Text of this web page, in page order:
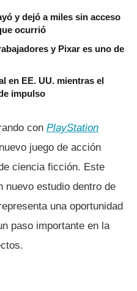
y dejó a miles sin acceso
ocurrió
y Pixar es uno de
en EE. UU. mientras el
impulso
con PlayStation
juego de acción
ciencia ficción. Este
nuevo estudio dentro de
una oportunidad
paso importante en la